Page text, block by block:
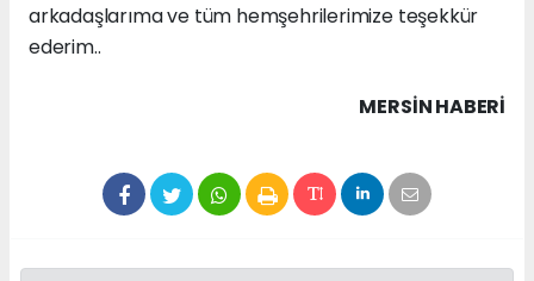
arkadaşlarıma ve tüm hemşehrilerimize teşekkür
ederim..
MERSIN HABERİ